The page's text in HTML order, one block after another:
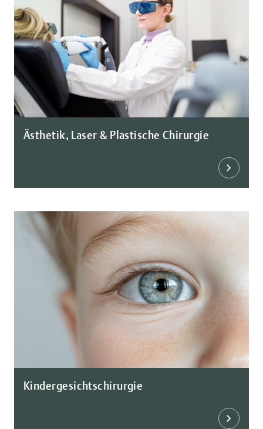
Ästhetik, Laser & Plastische Chirurgie
Kindergesichtschirurgie